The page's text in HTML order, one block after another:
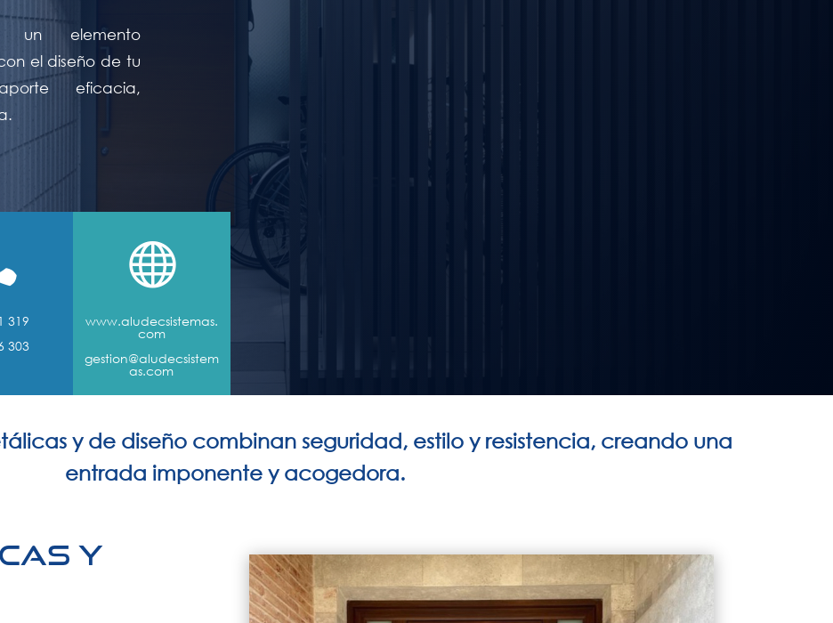
un elemento
el diseño de tu
eficacia,
319
303

www.aludecsistemas.
com
gestion@aludecsistem
as.com
y de diseño combinan seguridad, estilo y resistencia, creando una
entrada imponente y acogedora.
y